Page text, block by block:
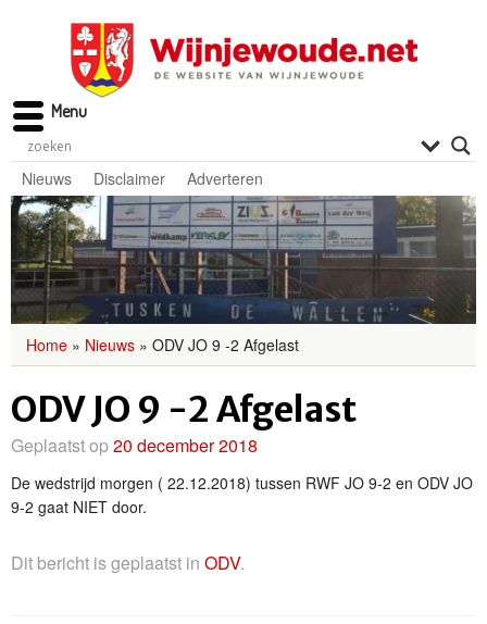
Nieuws Disclaimer Adverteren
Home » Nieuws » ODV JO 9 -2 Afgelast
ODV JO 9 -2 Afgelast
Geplaatst op20 december 2018
De wedstrijd morgen ( 22.12.2018) tussen RWF JO 9-2 en ODV JO
9-2 gaat NIET door.
Dit bericht is geplaatst in ODV.
Menu